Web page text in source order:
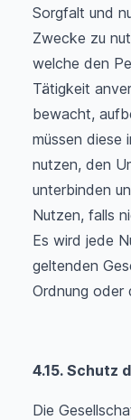
Sorgfalt und
Zwecke zu
welche den
Tätigkeit
bewacht,
müssen diese
nutzen, den
unterbinden
Nutzen, falls
Es wird jede
geltenden
Ordnung oder
4.15. Schutz
Die